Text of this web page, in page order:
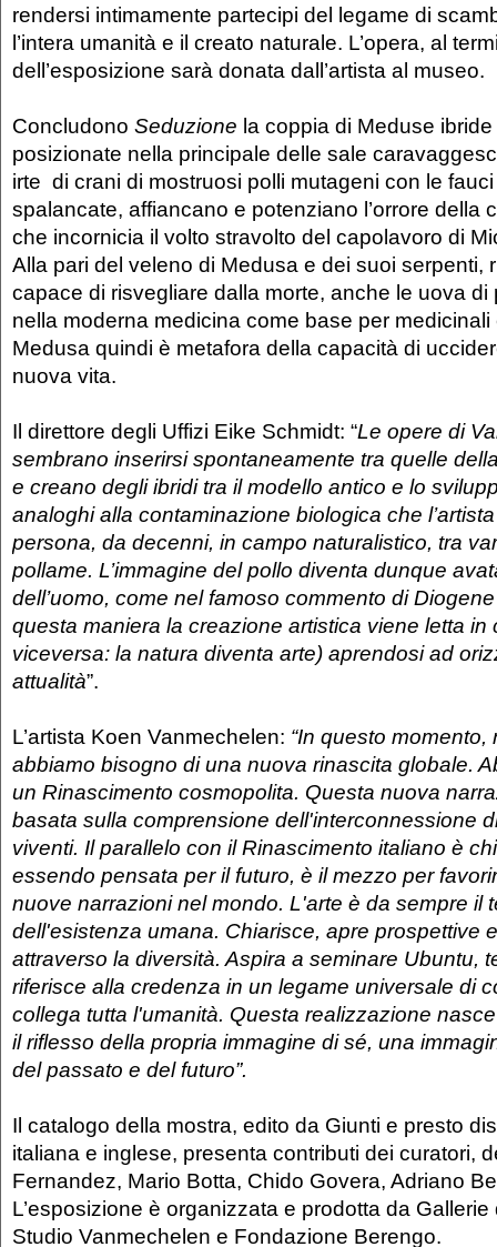
rendersi intimamente partecipi del legame di
l’intera umanità e il creato naturale. L’opera, al
dell’esposizione sarà donata dall’artista al museo.
Concludono Seduzione la coppia di Meduse
posizionate nella principale delle sale
irte di crani di mostruosi polli mutageni con le
spalancate, affiancano e potenziano l’orrore della
che incornicia il volto stravolto del capolavoro di
Alla pari del veleno di Medusa e dei suoi serpenti,
capace di risvegliare dalla morte, anche le uova di
nella moderna medicina come base per
Medusa quindi è metafora della capacità di
nuova vita.
Il direttore degli Uffizi Eike Schmidt: “Le opere di
sembrano inserirsi spontaneamente tra quelle
e creano degli ibridi tra il modello antico e lo
analoghi alla contaminazione biologica che
persona, da decenni, in campo naturalistico, tra
pollame. L’immagine del pollo diventa dunque
dell’uomo, come nel famoso commento di
questa maniera la creazione artistica viene letta in
viceversa: la natura diventa arte) aprendosi ad
attualità”.
L’artista Koen Vanmechelen: “In questo
abbiamo bisogno di una nuova rinascita globale.
un Rinascimento cosmopolita. Questa nuova
basata sulla comprensione dell'interconnessione
viventi. Il parallelo con il Rinascimento italiano è
essendo pensata per il futuro, è il mezzo per
nuove narrazioni nel mondo. L'arte è da sempre il
dell'esistenza umana. Chiarisce, apre prospettive
attraverso la diversità. Aspira a seminare Ubuntu,
riferisce alla credenza in un legame universale di
collega tutta l'umanità. Questa realizzazione
il riflesso della propria immagine di sé, una
del passato e del futuro”.
Il catalogo della mostra, edito da Giunti e presto
italiana e inglese, presenta contributi dei curatori,
Fernandez, Mario Botta, Chido Govera, Adriano
L’esposizione è organizzata e prodotta da
Studio Vanmechelen e Fondazione Berengo.